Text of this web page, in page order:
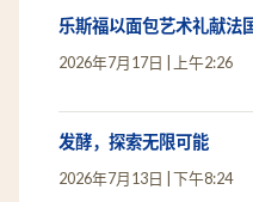
乐斯福以面包艺术礼献法
2026年7月17日 上午2:26
发酵，探索无限可能
2026年7月13日 下午8:24